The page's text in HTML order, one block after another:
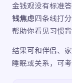
金钱观没有标准
钱焦虑四条线打
帮助你看见习惯
结果可和伴侣、
睡眠或关系，可